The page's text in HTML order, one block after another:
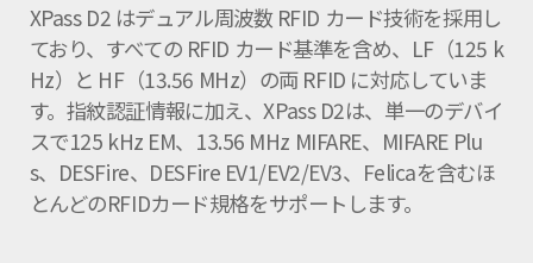
XPass D2 はデュアル周波数 RFID カード技術を採用し
ており、すべての RFID カード基準を含め、LF（125 k
Hz）と HF（13.56 MHz）の両 RFID に対応していま
す。指紋認証情報に加え、XPass D2は、単一のデバイ
スで125 kHz EM、13.56 MHz MIFARE、MIFARE Plu
s、DESFire、DESFire EV1/EV2/EV3、Felicaを含むほ
とんどのRFIDカード規格をサポートします。